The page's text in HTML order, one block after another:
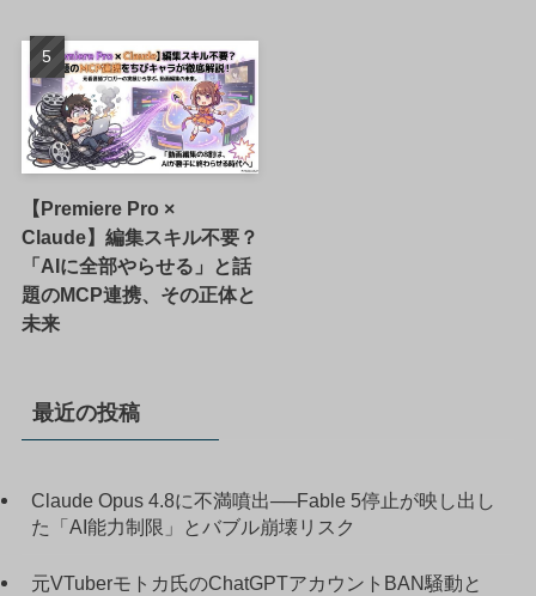
【Premiere Pro ×
Claude】編集スキル不要？
「AIに全部やらせる」と話
題のMCP連携、その正体と
未来
最近の投稿
Claude Opus 4.8に不満噴出──Fable 5停止が映し出し
た「AI能力制限」とバブル崩壊リスク
元VTuberモトカ氏のChatGPTアカウントBAN騒動と